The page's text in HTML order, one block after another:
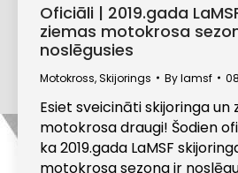
Oficiāli | 2019.gada
ziemas motokrosa
noslēgusies
Motokross,Skijorings Bylamsf
Esiet sveicināti skijoringa un
motokrosa draugi! Šodien
ka 2019.gada LaMSF
motokrosa sezona ir